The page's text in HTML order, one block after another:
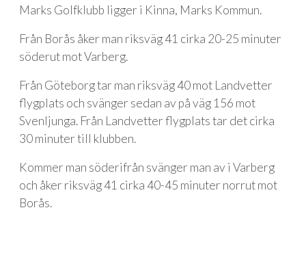
Marks Golfklubb ligger i Kinna, Marks Kommun.
Från Borås åker man riksväg 41 cirka 20-25 minuter
söderut mot Varberg.
Från Göteborg tar man riksväg 40 mot Landvetter
flygplats och svänger sedan av på väg 156 mot
Svenljunga. Från Landvetter flygplats tar det cirka
30 minuter till klubben.
Kommer man söderifrån svänger man av i Varberg
och åker riksväg 41 cirka 40-45 minuter norrut mot
Borås.